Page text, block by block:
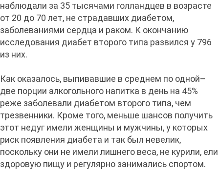
наблюдали за 35 тысячами голландцев в возрасте
от 20 до 70 лет, не страдавших диабетом,
заболеваниями сердца и раком. К окончанию
исследования диабет второго типа развился у 796
из них.
Как оказалось, выпивавшие в среднем по одной–
две порции алкогольного напитка в день на 45%
реже заболевали диабетом второго типа, чем
трезвенники. Кроме того, меньше шансов получить
этот недуг имели женщины и мужчины, у которых
риск появления диабета и так был невелик,
поскольку они не имели лишнего веса, не курили, ели
здоровую пищу и регулярно занимались спортом.